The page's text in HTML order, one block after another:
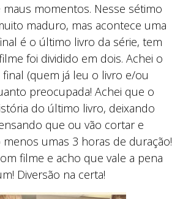
momentos. Nesse sétimo
maduro, mas acontece uma
é o último livro da série, tem
foi dividido em dois. Achei o
(quem já leu o livro e/ou
preocupada! Achei que o
do último livro, deixando
que ou vão cortar e
umas 3 horas de duração!
filme e acho que vale a pena
Diversão na certa!